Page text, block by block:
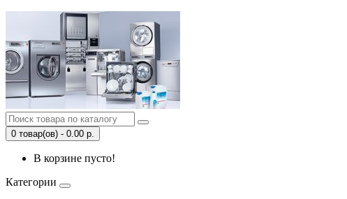
0 товар(ов) - 0.00 р.
В корзине пусто!
Категории